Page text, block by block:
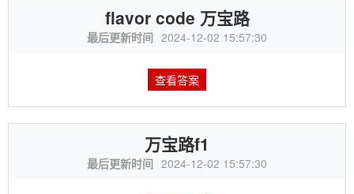
flavor code 万宝路
最后更新时间 2024-12-02 15:57:30
查看答案
万宝路f1
最后更新时间 2024-12-02 15:57:30